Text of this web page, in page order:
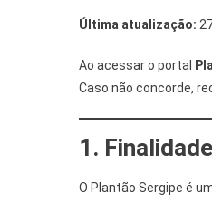
Última atualização:
Ao acessar o portal
Caso não concorde,
1.
O Plantão Sergipe é